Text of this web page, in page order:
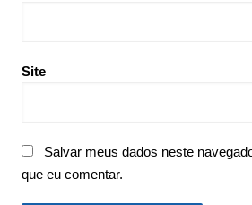
Site
Salvar meus dados neste
que eu comentar.